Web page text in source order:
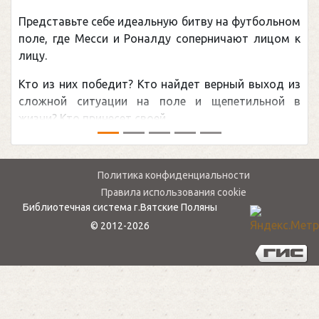
Погоня Александра Овечкина за
обсуждаемая хоккейная тема последних
мире.Перед сезоном Национальной хоккейной
— ...
Политика конфиденциальности
Правила использования cookie
© 2012-2026